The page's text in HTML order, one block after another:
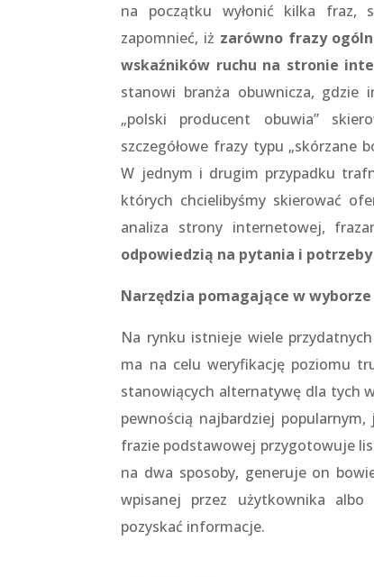
na początku wyłonić kilka fraz,
zapomnieć, iż zarówno frazy
wskaźników ruchu na stronie
stanowi branża obuwnicza, gdzie
„polski producent obuwia”
szczegółowe frazy typu „skórzane
W jednym i drugim przypadku
których chcielibyśmy skierować
analiza strony internetowej,
odpowiedzią na pytania i
Narzędzia pomagające w wyborze
Na rynku istnieje wiele
ma na celu weryfikację poziomu
stanowiących alternatywę dla tych
pewnością najbardziej popularnym,
frazie podstawowej przygotowuje
na dwa sposoby, generuje on
wpisanej przez użytkownika
pozyskać informacje.